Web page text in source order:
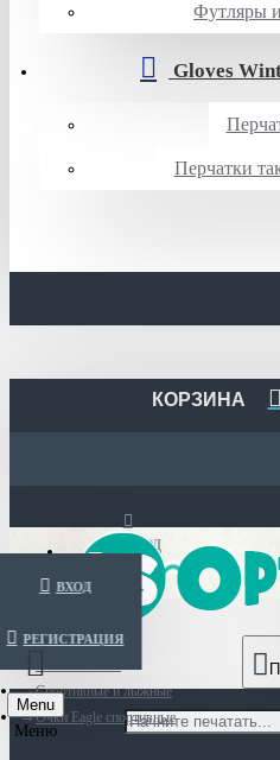
Футляры
Gloves
Перчатки
КОРЗИНА
ВХОД
ВХОД
РЕГИСТРАЦИЯ
Menu
Спортивные и лыжные
Очки Eagle спортивные